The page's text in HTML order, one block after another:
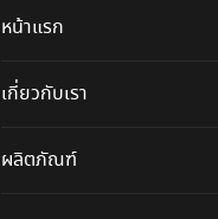
หน้าแรก
เกี่ยวกับเรา
ผลิตภัณฑ์